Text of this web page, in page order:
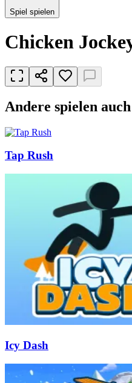
Spiel spielen
Chicken
Andere spielen auch
Tap Rush
Icy Dash